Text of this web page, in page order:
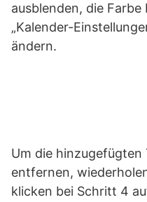
ausblenden, die
„Kalender-
ändern.
Um die hinzugefügten
entfernen,
klicken bei Schritt 4